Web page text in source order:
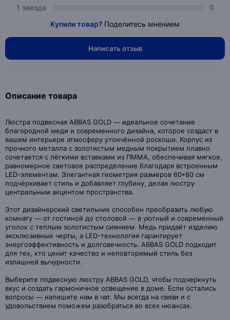
1 звезда 0
Купили товар? Поделитесь мнением
Написать отзыв
Описание товара
Люстра подвесная ABBAS GOLD — идеальное сочетание
благородной меди и современного дизайна, которое создаст в
вашем интерьере атмосферу утончённой роскоши. Корпус из
прочного металла с золотистым медным покрытием плавно
сочетается с лёгкими вставками из ПММА, обеспечивая мягкое,
равномерное световое распределение благодаря встроенным
LED-элементам. Элегантная геометрия размеров 60*80 см
подчёркивает стиль и добавляет глубину, делая люстру
центральным акцентом пространства.
Этот дизайнерский светильник способен преобразить любую
комнату — от гостиной до столовой — в уютный и современный
уголок с теплым золотистым сиянием. Медь придаёт изделию
эксклюзивные черты, а LED-технология гарантирует
энергоэффективность и долговечность. ABBAS GOLD подходит
для тех, кто ценит качество и неповторимый стиль без
излишней вычурности.
Выберите подвесную люстру ABBAS GOLD, чтобы подчеркнуть
вкус и создать гармоничное освещение в доме. Если остались
вопросы — напишите нам в чат. Мы всегда на связи и с
удовольствием поможем разобраться во всех нюансах.